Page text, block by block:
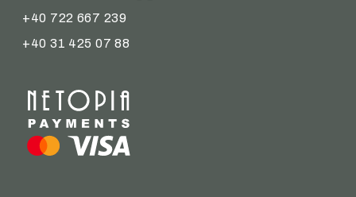
+40 722 667 239
+40 31 425 07 88